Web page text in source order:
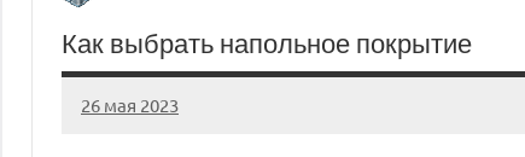
Как выбрать напольное покрытие
26 мая 2023
organic63_ru
Нет